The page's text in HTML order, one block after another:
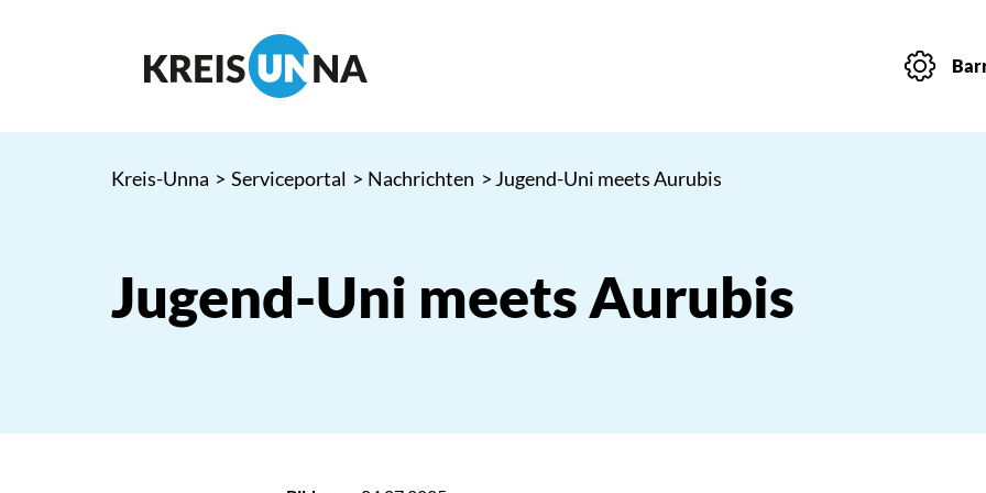
Kreis-Unna > Serviceportal > Nachrichten > Jugend-Uni meets Aurubis
Jugend-Uni meets Aurubis